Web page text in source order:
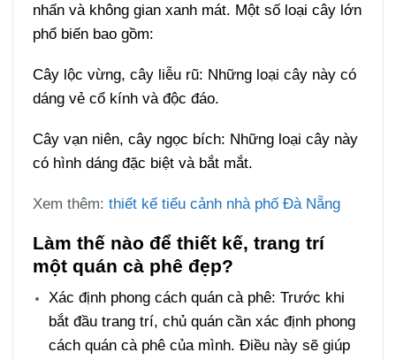
nhấn và không gian xanh mát. Một số loại cây lớn
phổ biến bao gồm:
Cây lộc vừng, cây liễu rũ: Những loại cây này có
dáng vẻ cổ kính và độc đáo.
Cây vạn niên, cây ngọc bích: Những loại cây này
có hình dáng đặc biệt và bắt mắt.
Xem thêm: thiết kế tiểu cảnh nhà phố Đà Nẵng
Làm thế nào để thiết kế, trang trí
một quán cà phê đẹp?
Xác định phong cách quán cà phê: Trước khi
bắt đầu trang trí, chủ quán cần xác định phong
cách quán cà phê của mình. Điều này sẽ giúp